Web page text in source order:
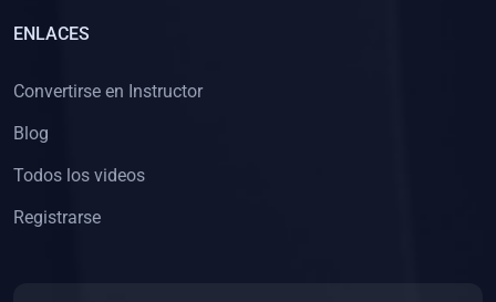
ENLACES
Convertirse en Instructor
Blog
Todos los videos
Registrarse